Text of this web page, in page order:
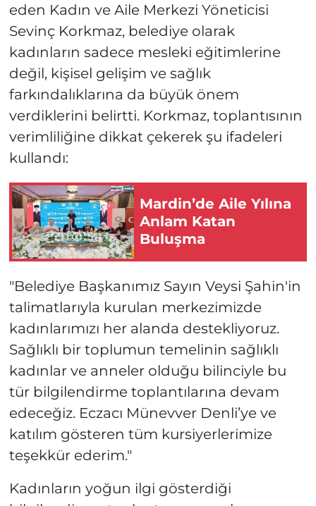
eden Kadın ve Aile Merkezi Yöneticisi
Sevinç Korkmaz, belediye olarak
kadınların sadece mesleki eğitimlerine
değil, kişisel gelişim ve sağlık
farkındalıklarına da büyük önem
verdiklerini belirtti. Korkmaz, toplantısının
verimliliğine dikkat çekerek şu ifadeleri
kullandı:
Mardin’de Aile Yılına
Anlam Katan
Buluşma
"Belediye Başkanımız Sayın Veysi Şahin'in
talimatlarıyla kurulan merkezimizde
kadınlarımızı her alanda destekliyoruz.
Sağlıklı bir toplumun temelinin sağlıklı
kadınlar ve anneler olduğu bilinciyle bu
tür bilgilendirme toplantılarına devam
edeceğiz. Eczacı Münevver Denli’ye ve
katılım gösteren tüm kursiyerlerimize
teşekkür ederim."
Kadınların yoğun ilgi gösterdiği